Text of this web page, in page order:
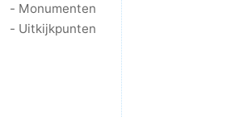
- Monumenten
- Uitkijkpunten